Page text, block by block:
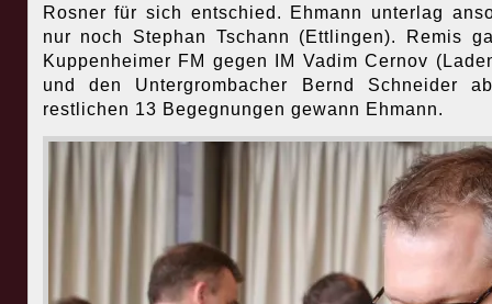
Rosner für sich entschied. Ehmann unterlag
nur noch Stephan Tschann (Ettlingen). Remis
Kuppenheimer FM gegen IM Vadim Cernov
und den Untergrombacher Bernd Schneider
restlichen 13 Begegnungen gewann Ehmann.